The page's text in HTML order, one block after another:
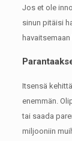
Jos et ole
sinun pitäisi
Itsensä
enemmän.
tai saada
miljooniin